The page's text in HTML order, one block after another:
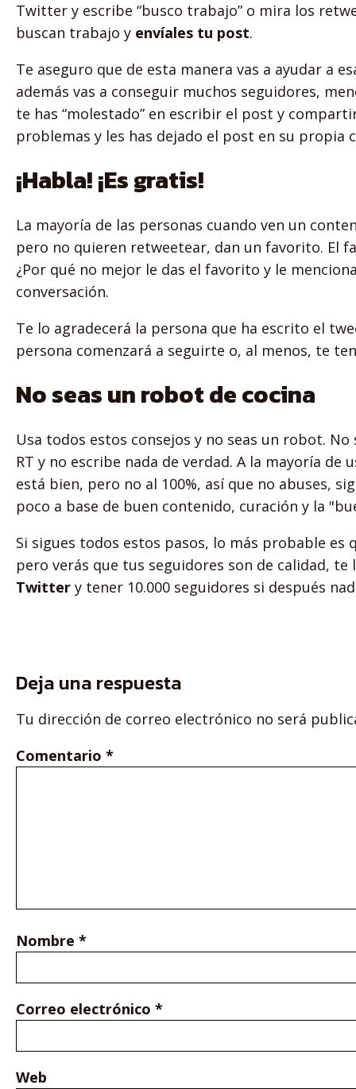
Twitter y escribe “busco trabajo” o mira los
buscan trabajo y envíales tu post.
Te aseguro que de esta manera vas a ayudar a
además vas a conseguir muchos seguidores,
te has “molestado” en escribir el post y
problemas y les has dejado el post en su propia
¡Habla! ¡Es gratis!
La mayoría de las personas cuando ven un
pero no quieren retweetear, dan un favorito. El
¿Por qué no mejor le das el favorito y le
conversación.
Te lo agradecerá la persona que ha escrito el
persona comenzará a seguirte o, al menos, te
No seas un robot de cocina
Usa todos estos consejos y no seas un robot.
RT y no escribe nada de verdad. A la mayoría
está bien, pero no al 100%, así que no abuses,
poco a base de buen contenido, curación y la
Si sigues todos estos pasos, lo más probable
pero verás que tus seguidores son de calidad,
Twitter y tener 10.000 seguidores si después
Deja una respuesta
Tu dirección de correo electrónico no será
Comentario *
Nombre *
Correo electrónico *
Web